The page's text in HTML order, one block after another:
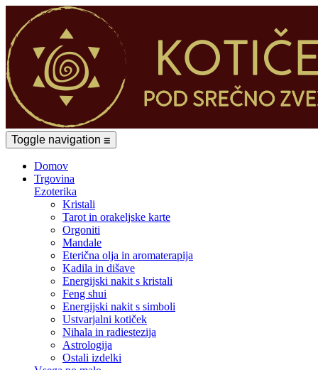
Toggle navigation ☰
Domov
Trgovina
Ezoterika
Kristali
Tarot in orakeljske karte
Orgoniti
Mandale
Eterična olja in aromaterapija
Kadila in dišave
Energijski nakit s kristali
Feng shui
Energijski nakit s simboli
Ustvarjalni kotiček
Nihala in radiestezija
Astrologija
Ostali izdelki